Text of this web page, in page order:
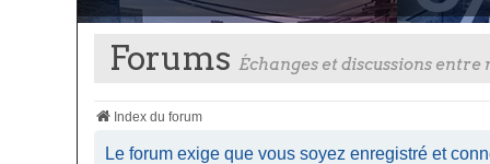
Forums Échanges et discussions
Index du forum
Le forum exige que vous soyez enregistré et